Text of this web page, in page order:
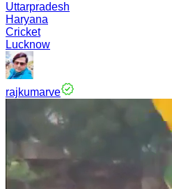
Uttarpradesh
Haryana
Cricket
Lucknow
rajkumarve